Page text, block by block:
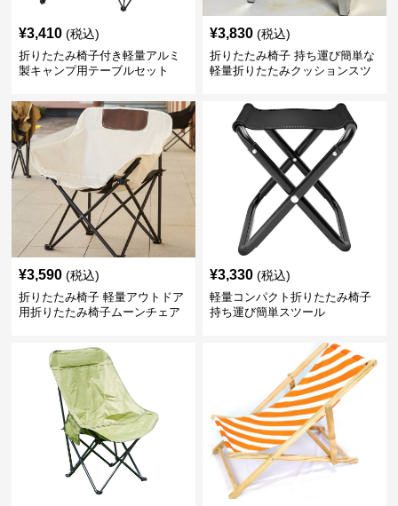
¥3,410 (税込)
折りたたみ椅子付き軽量アルミ
製キャンプ用テーブルセット
¥3,830 (税込)
折りたたみ椅子 持ち運び簡単な
軽量折りたたみクッションスツ
¥3,590 (税込)
折りたたみ椅子 軽量アウトドア
用折りたたみ椅子ムーンチェア
¥3,330 (税込)
軽量コンパクト折りたたみ椅子
持ち運び簡単スツール